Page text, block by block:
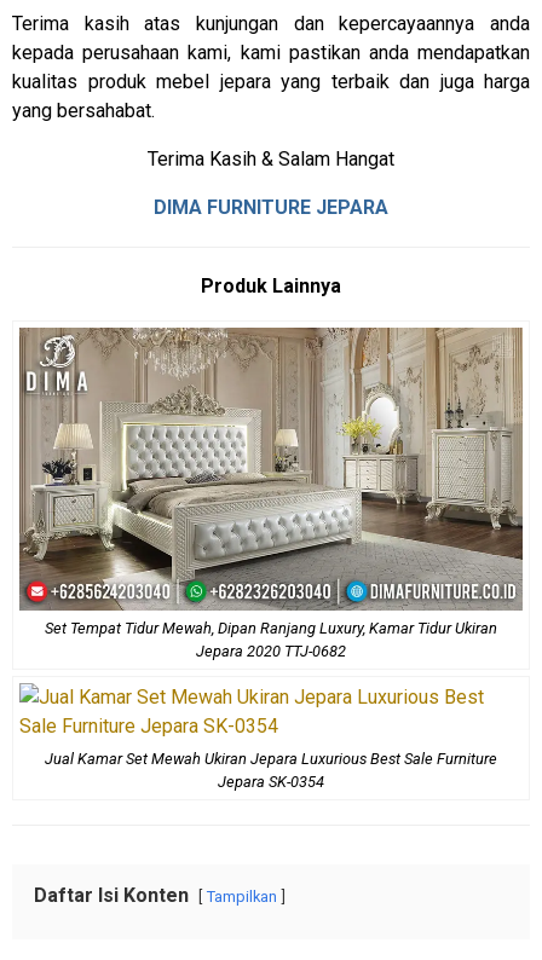
Terima kasih atas kunjungan dan kepercayaannya anda
kepada perusahaan kami, kami pastikan anda mendapatkan
kualitas produk mebel jepara yang terbaik dan juga harga
yang bersahabat.
Terima Kasih & Salam Hangat
DIMA FURNITURE JEPARA
Produk Lainnya
Set Tempat Tidur Mewah, Dipan Ranjang Luxury, Kamar Tidur Ukiran
Jepara 2020 TTJ-0682
Jual Kamar Set Mewah Ukiran Jepara Luxurious Best Sale Furniture
Jepara SK-0354
Daftar Isi Konten Tampilkan